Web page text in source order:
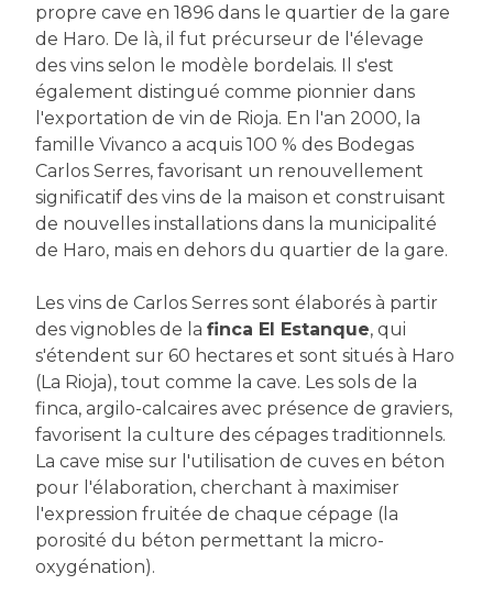
propre cave en 1896 dans le quartier de la gare
de Haro. De là, il fut précurseur de l'élevage
des vins selon le modèle bordelais. Il s'est
également distingué comme pionnier dans
l'exportation de vin de Rioja. En l'an 2000, la
famille Vivanco a acquis 100 % des Bodegas
Carlos Serres, favorisant un renouvellement
significatif des vins de la maison et construisant
de nouvelles installations dans la municipalité
de Haro, mais en dehors du quartier de la gare.
Les vins de Carlos Serres sont élaborés à partir
des vignobles de la finca El Estanque, qui
s'étendent sur 60 hectares et sont situés à Haro
(La Rioja), tout comme la cave. Les sols de la
finca, argilo-calcaires avec présence de graviers,
favorisent la culture des cépages traditionnels.
La cave mise sur l'utilisation de cuves en béton
pour l'élaboration, cherchant à maximiser
l'expression fruitée de chaque cépage (la
porosité du béton permettant la micro-
oxygénation).